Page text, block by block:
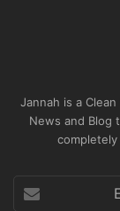
Jannah is a
News and Blog
your